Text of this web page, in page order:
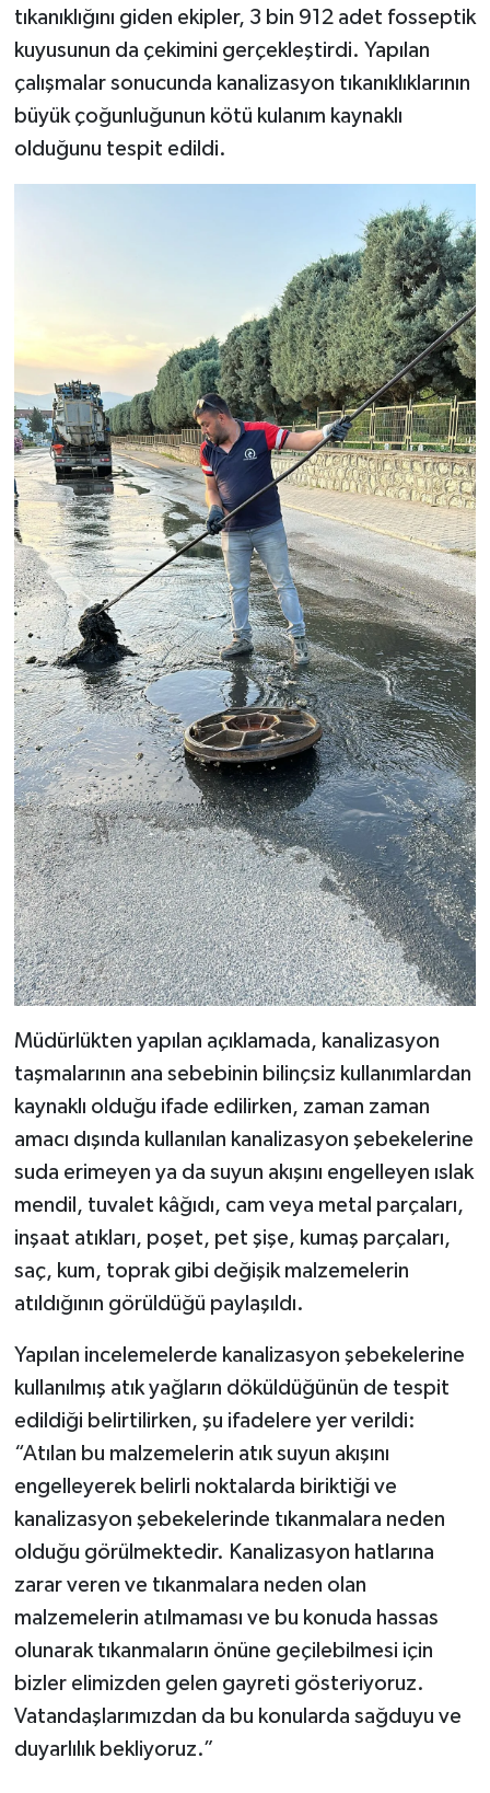
tıkanıklığını giden ekipler, 3 bin 912 adet fosseptik
kuyusunun da çekimini gerçekleştirdi. Yapılan
çalışmalar sonucunda kanalizasyon tıkanıklıklarının
büyük çoğunluğunun kötü kulanım kaynaklı
olduğunu tespit edildi.
Müdürlükten yapılan açıklamada, kanalizasyon
taşmalarının ana sebebinin bilinçsiz kullanımlardan
kaynaklı olduğu ifade edilirken, zaman zaman
amacı dışında kullanılan kanalizasyon şebekelerine
suda erimeyen ya da suyun akışını engelleyen ıslak
mendil, tuvalet kâğıdı, cam veya metal parçaları,
inşaat atıkları, poşet, pet şişe, kumaş parçaları,
saç, kum, toprak gibi değişik malzemelerin
atıldığının görüldüğü paylaşıldı.
Yapılan incelemelerde kanalizasyon şebekelerine
kullanılmış atık yağların döküldüğünün de tespit
edildiği belirtilirken, şu ifadelere yer verildi:
“Atılan bu malzemelerin atık suyun akışını
engelleyerek belirli noktalarda biriktiği ve
kanalizasyon şebekelerinde tıkanmalara neden
olduğu görülmektedir. Kanalizasyon hatlarına
zarar veren ve tıkanmalara neden olan
malzemelerin atılmaması ve bu konuda hassas
olunarak tıkanmaların önüne geçilebilmesi için
bizler elimizden gelen gayreti gösteriyoruz.
Vatandaşlarımızdan da bu konularda sağduyu ve
duyarlılık bekliyoruz.”